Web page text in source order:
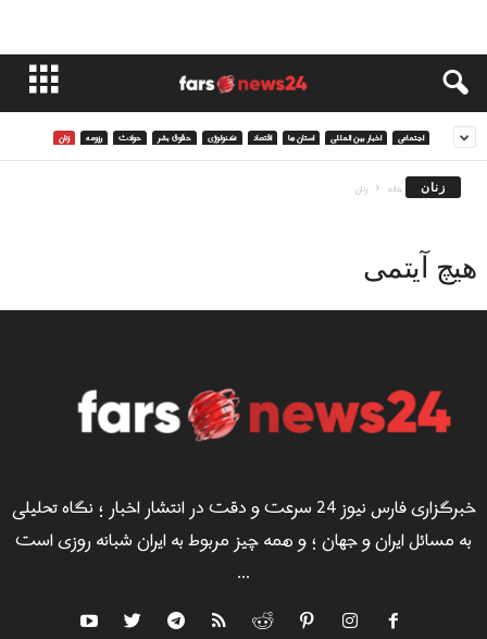
اجتماعی اخبار بین المللی استان ها اقتصاد تکنولوژی حقوق بشر حوادث رزومه زنان
زنان خانه زنان
هیچ آیتمی
خبرگزاری فارس نیوز 24 سرعت و دقت در انتشار اخبار ؛ نگاه تحلیلی
به مسائل ایران و جهان ؛ و همه چیز مربوط به ایران شبانه روزی است
...